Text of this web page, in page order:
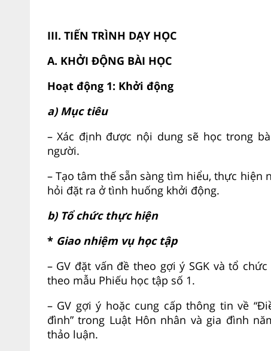
III. TIẾN TRÌNH DẠY HỌC
A. KHỞI ĐỘNG BÀI HỌC
Hoạt động 1: Khởi động
a) Mục tiêu
– Xác định được nội dung sẽ học trong
người.
– Tạo tâm thế sẵn sàng tìm hiểu, thực hiện
hỏi đặt ra ở tình huống khởi động.
b) Tổ chức thực hiện
* Giao nhiệm vụ học tập
– GV đặt vấn đề theo gợi ý SGK và tổ
theo mẫu Phiếu học tập số 1.
– GV gợi ý hoặc cung cấp thông tin về
đình” trong Luật Hôn nhân và gia đình
thảo luận.